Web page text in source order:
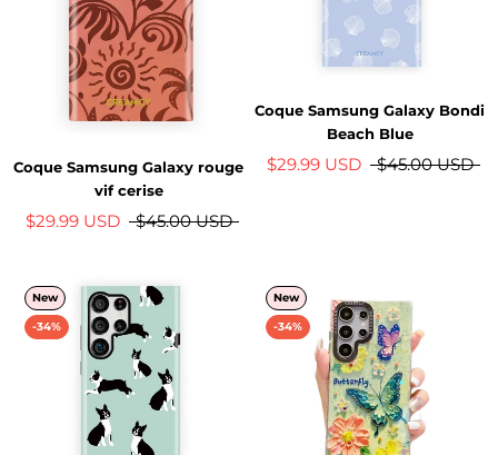
Coque Samsung Galaxy rouge
vif cerise
$29.99 USD $45.00 USD
Coque Samsung Galaxy Bondi
Beach Blue
$29.99 USD $45.00 USD
New
-34%
New
-34%